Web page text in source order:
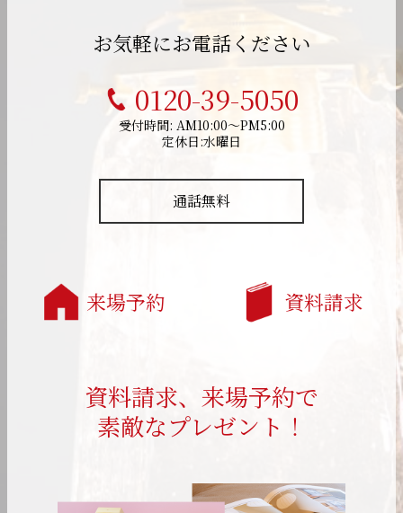
お気軽にお電話ください
0120-39-5050
受付時間: AM10:00～PM5:00
定休日:水曜日
通話無料
来場予約 資料請求
資料請求、来場予約で
素敵なプレゼント！